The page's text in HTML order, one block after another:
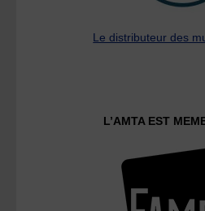
Le distributeur des
L’AMTA EST